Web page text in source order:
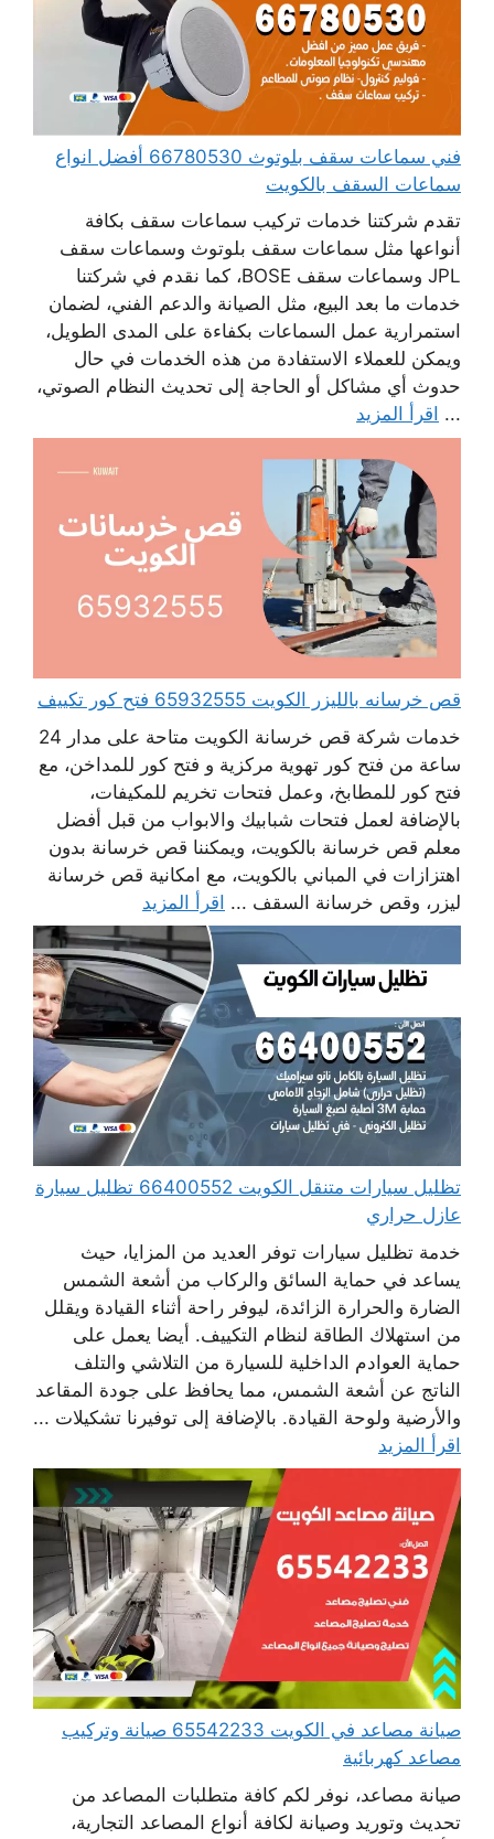
فني سماعات سقف بلوتوث 66780530 أفضل انواع
سماعات السقف بالكويت
تقدم شركتنا خدمات تركيب سماعات سقف بكافة
أنواعها مثل سماعات سقف بلوتوث وسماعات سقف
JPL وسماعات سقف BOSE، كما نقدم في شركتنا
خدمات ما بعد البيع، مثل الصيانة والدعم الفني، لضمان
استمرارية عمل السماعات بكفاءة على المدى الطويل،
ويمكن للعملاء الاستفادة من هذه الخدمات في حال
حدوث أي مشاكل أو الحاجة إلى تحديث النظام الصوتي،
... اقرأ المزيد
قص خرسانه بالليزر الكويت 65932555 فتح كور تكييف
خدمات شركة قص خرسانة الكويت متاحة على مدار 24
ساعة من فتح كور تهوية مركزية و فتح كور للمداخن، مع
فتح كور للمطابخ، وعمل فتحات تخريم للمكيفات،
بالإضافة لعمل فتحات شبابيك والابواب من قبل أفضل
معلم قص خرسانة بالكويت، ويمكننا قص خرسانة بدون
اهتزازات في المباني بالكويت، مع امكانية قص خرسانة
ليزر، وقص خرسانة السقف ... اقرأ المزيد
تظليل سيارات متنقل الكويت 66400552 تظليل سيارة
عازل حراري
خدمة تظليل سيارات توفر العديد من المزايا، حيث
يساعد في حماية السائق والركاب من أشعة الشمس
الضارة والحرارة الزائدة، ليوفر راحة أثناء القيادة ويقلل
من استهلاك الطاقة لنظام التكييف. أيضا يعمل على
حماية العوادم الداخلية للسيارة من التلاشي والتلف
الناتج عن أشعة الشمس، مما يحافظ على جودة المقاعد
والأرضية ولوحة القيادة. بالإضافة إلى توفيرنا تشكيلات ...
اقرأ المزيد
صيانة مصاعد في الكويت 65542233 صيانة وتركيب
مصاعد كهربائية
صيانة مصاعد، نوفر لكم كافة متطلبات المصاعد من
تحديث وتوريد وصيانة لكافة أنواع المصاعد التجارية،